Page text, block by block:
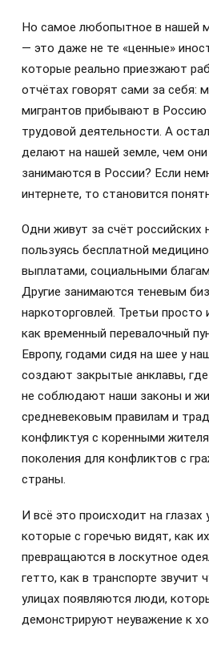
Но самое любопытное в нашей
— это даже не те «ценные»
которые реально приезжают
отчётах говорят сами за себя:
мигрантов прибывают в Россию
трудовой деятельности. А
делают на нашей земле, чем
занимаются в России? Если
интернете, то становится
Одни живут за счёт российских
пользуясь бесплатной
выплатами, социальными
Другие занимаются теневым
наркоторговлей. Третьи
как временный перевалочный
Европу, годами сидя на шее у
создают закрытые анклавы, где
не соблюдают наши законы и
средневековым правилам и
конфликтуя с коренными
поколения для конфликтов с
страны.
И всё это происходит на глазах
которые с горечью видят, как
превращаются в лоскутное
гетто, как в транспорте звучит
улицах появляются люди,
демонстрируют неуважение к